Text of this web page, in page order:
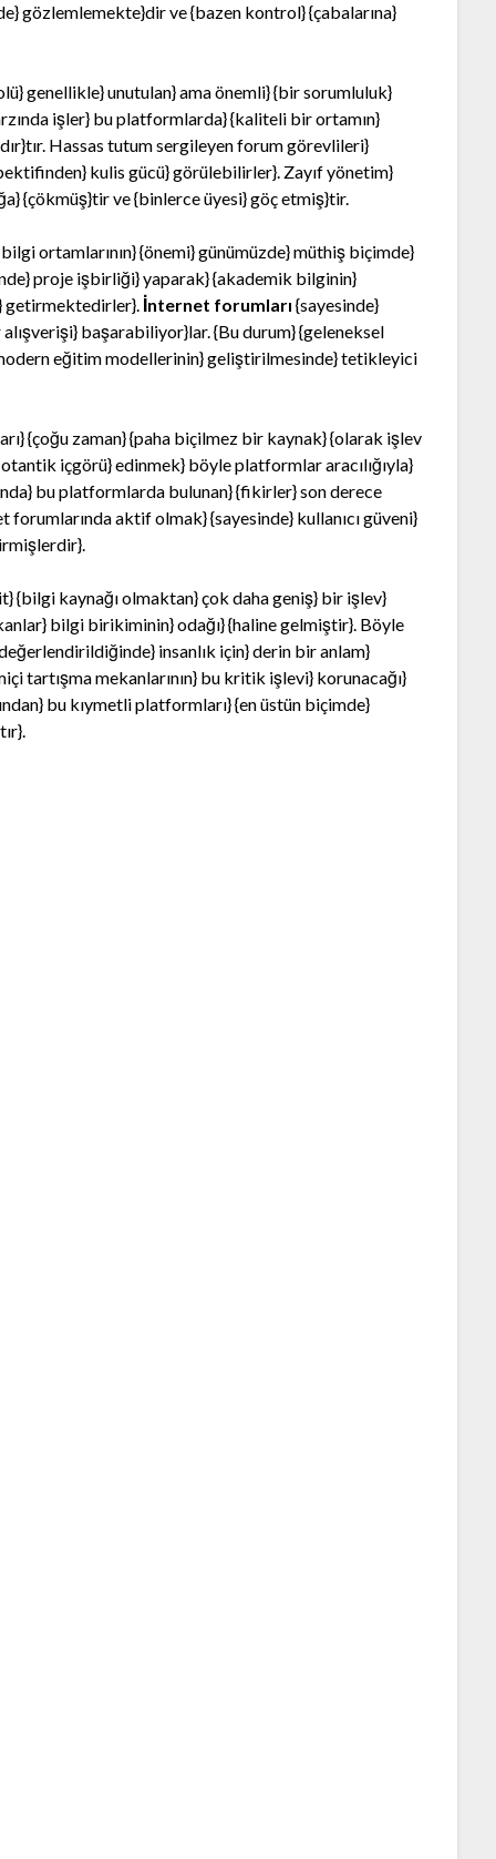
gözlemlemekte}dir ve {bazen kontrol} {çabalarına}
genellikle} unutulan} ama önemli} {bir sorumluluk}
işler} bu platformlarda} {kaliteli bir ortamın}
Hassas tutum sergileyen forum görevlileri}
kulis gücü} görülebilirler}. Zayıf yönetim}
{çökmüş}tir ve {binlerce üyesi} göç etmiş}tir.
ortamlarının} {önemi} günümüzde} müthiş biçimde}
proje işbirliği} yaparak} {akademik bilginin}
getirmektedirler}. İnternet forumları {sayesinde}
başarabiliyor}lar. {Bu durum} {geleneksel
eğitim modellerinin} geliştirilmesinde} tetikleyici
{çoğu zaman} {paha biçilmez bir kaynak} {olarak işlev
içgörü} edinmek} böyle platformlar aracılığıyla}
bu platformlarda bulunan} {fikirler} son derece
aktif olmak} {sayesinde} kullanıcı güveni}
{bilgi kaynağı olmaktan} çok daha geniş} bir işlev}
bilgi birikiminin} odağı} {haline gelmiştir}. Böyle
insanlık için} derin bir anlam}
tartışma mekanlarının} bu kritik işlevi} korunacağı}
bu kıymetli platformları} {en üstün biçimde}